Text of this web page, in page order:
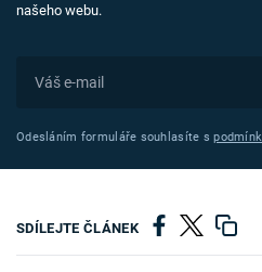
našeho webu.
Odesláním formuláře souhlasíte s
SDÍLEJTE ČLÁNEK